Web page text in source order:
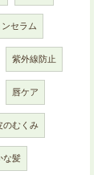
セラム
紫外線防止
唇ケア
のむくみ
な髪